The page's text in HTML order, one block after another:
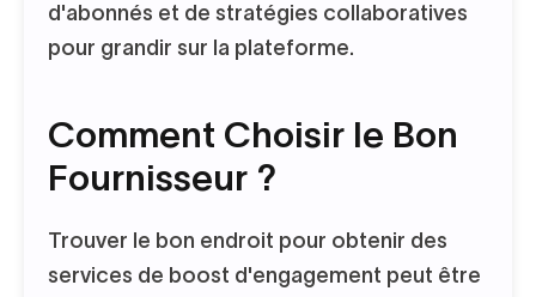
d'abonnés et de stratégies collaboratives
pour grandir sur la plateforme.
Comment Choisir le Bon
Fournisseur ?
Trouver le bon endroit pour obtenir des
services de boost d'engagement peut être